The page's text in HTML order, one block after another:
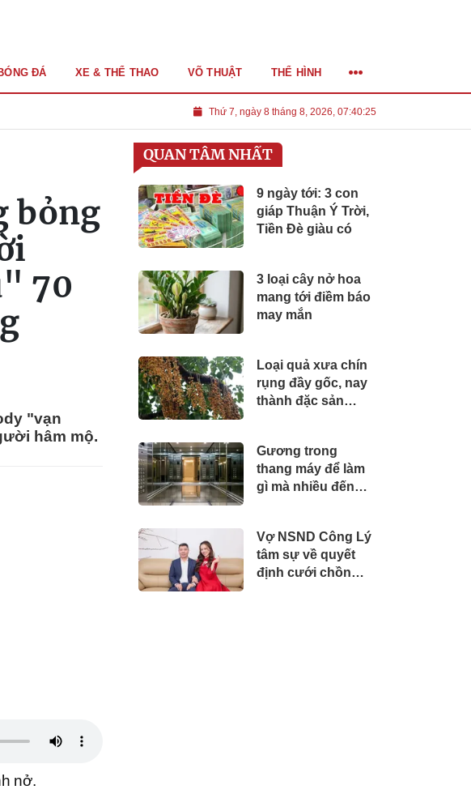
Thứ 7, ngày 8 tháng 8, 2026, 07:40:26
ĐÁ XE & THỂ THAO VÕ THUẬT THỂ HÌNH
bỏng
70
"vạn
hâm mộ.
nở.
QUAN TÂM NHẤT
9 ngày tới: 3 con
giáp Thuận Ý Trời,
Tiền Đè giàu có
3 loại cây nở hoa
mang tới điềm báo
may mắn
Loại quả xưa chín
rụng đầy gốc, nay
thành đặc sản
trồng một lần thu
hoạch nhiều năm
Gương trong
thang máy để làm
gì mà nhiều đến
Vợ NSND Công Lý
tâm sự về quyết
định cưới chồng